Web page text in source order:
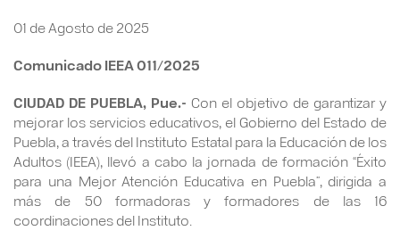
01 de Agosto de 2025
Comunicado IEEA 011/2025
CIUDAD DE PUEBLA, Pue.- Con el objetivo de garantizar y
mejorar los servicios educativos, el Gobierno del Estado de
Puebla, a través del Instituto Estatal para la Educación de los
Adultos (IEEA), llevó a cabo la jornada de formación “Éxito
para una Mejor Atención Educativa en Puebla”, dirigida a
más de 50 formadoras y formadores de las 16
coordinaciones del Instituto.